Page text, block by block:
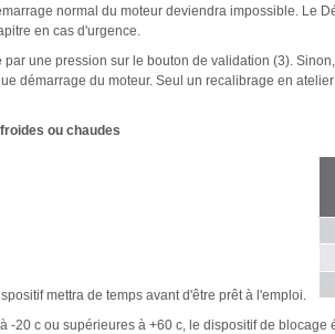
normal du moteur deviendra impossible. Le
en cas d'urgence.
par une pression sur le bouton de validation (3).
démarrage du moteur. Seul un recalibrage en
ou chaudes
mettra de temps avant d'être prêt à l'emploi.
-20 c ou supérieures à +60 c, le dispositif de